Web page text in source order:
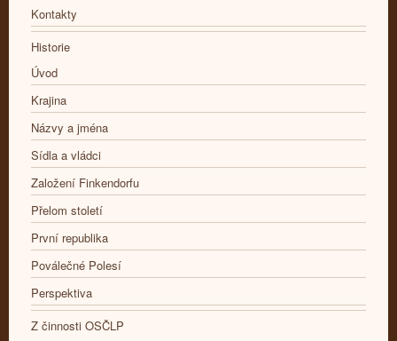
Kontakty
Historie
Úvod
Krajina
Názvy a jména
Sídla a vládci
Založení Finkendorfu
Přelom století
První republika
Poválečné Polesí
Perspektiva
Z činnosti OSČLP